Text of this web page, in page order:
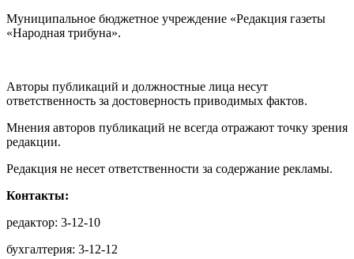
Муниципальное бюджетное учреждение «Редакция газеты
«Народная трибуна».
Авторы публикаций и должностные лица несут
ответственность за достоверность приводимых фактов.
Мнения авторов публикаций не всегда отражают точку зрения
редакции.
Редакция не несет ответственности за содержание рекламы.
Контакты:
редактор: 3-12-10
бухгалтерия: 3-12-12